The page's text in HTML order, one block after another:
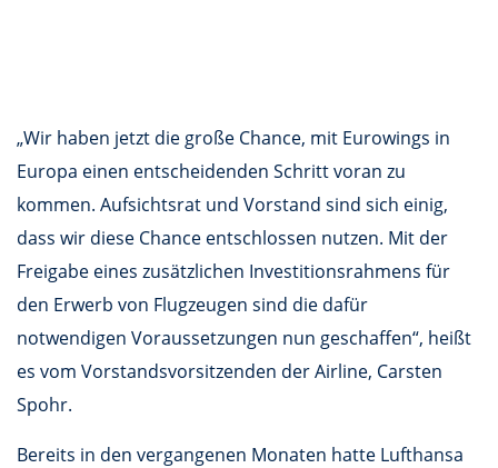
„Wir haben jetzt die große Chance, mit Eurowings in
Europa einen entscheidenden Schritt voran zu
kommen. Aufsichtsrat und Vorstand sind sich einig,
dass wir diese Chance entschlossen nutzen. Mit der
Freigabe eines zusätzlichen Investitionsrahmens für
den Erwerb von Flugzeugen sind die dafür
notwendigen Voraussetzungen nun geschaffen“, heißt
es vom Vorstandsvorsitzenden der Airline, Carsten
Spohr.
Bereits in den vergangenen Monaten hatte Lufthansa